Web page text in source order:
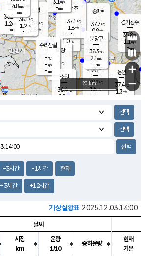
과천
36.9℃
1.0m/s
- mm
용인
37.4℃
1.3m/s
경기광주
35.8℃
1.1m/s
-mm
3.0m/s
의왕
- ℃
m/s
mm
광명
36.8 ℃
2.8 m/s
-mm
부천
36.2℃
1.2m/s
-mm
구로
38.1℃
1.9m/s
-mm
송파*
37.7℃
0.9m/s
-mm
서초
37.1℃
1.8m/s
-mm
기흥구갈
38.2℃
1.5m/s
-
수리산길
-℃
-m/s
-mm
분당구
38.3℃
2.1 m/s
-mm
4.8m/s
-mm
수원
36.4℃
0.8 m/s
3.1 m/s
-mm
+
−
20 km
-3시간 -1시간 현재
+3시간 +12시간
기상실황표 2025.12.03.14:00
날씨
시정
km
운량
1/10
중하운량
현재
기온